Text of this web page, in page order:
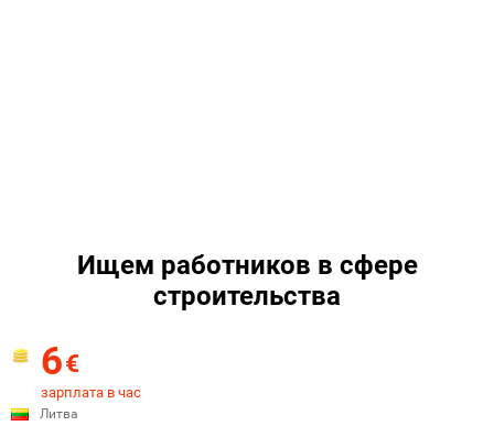
Ищем работников в сфере
строительства
6€
зарплата в час
Литва